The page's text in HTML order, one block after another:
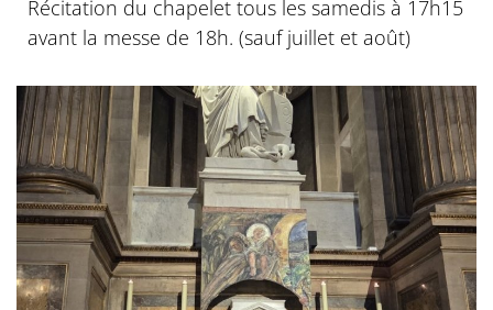
Récitation du chapelet tous les samedis à 17h15
avant la messe de 18h. (sauf juillet et août)